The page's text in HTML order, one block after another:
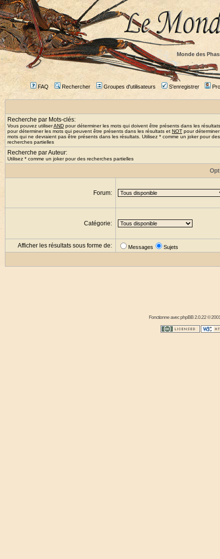
Monde des
FAQ Rechercher Groupes d'utilisateurs S'enregistrer
Recherche par Mots-clés:
Vous pouvez utiliserAND pour déterminer les mots qui doivent être présents dans les
pour déterminer les mots qui peuvent être présents dans les résultats et NOT pour
mots qui ne devraient pas être présents dans les résultats. Utilisez * comme un joker pour des
recherches partielles
Recherche par Auteur:
Utilisez * comme un joker pour des recherches partielles
Forum:
Catégorie:
Afficher les résultats sous forme de: Messages Sujets
Fonctionne avecphpBB2.0.22 ©